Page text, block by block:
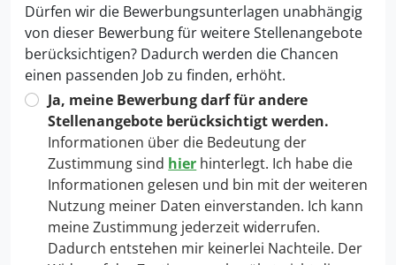
Dürfen wir die Bewerbungsunterlagen unabhängig
von dieser Bewerbung für weitere Stellenangebote
berücksichtigen? Dadurch werden die Chancen
einen passenden Job zu finden, erhöht.
Ja, meine Bewerbung darf für andere
Stellenangebote berücksichtigt werden.
Informationen über die Bedeutung der
Zustimmung sind hier hinterlegt. Ich habe die
Informationen gelesen und bin mit der weiteren
Nutzung meiner Daten einverstanden. Ich kann
meine Zustimmung jederzeit widerrufen.
Dadurch entstehen mir keinerlei Nachteile. Der